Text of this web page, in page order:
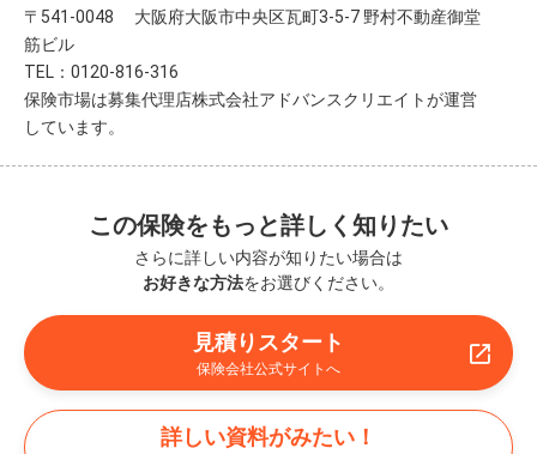
〒541-0048 大阪府大阪市中央区瓦町3-5-7 野村不動産御堂
筋ビル
TEL：0120-816-316
保険市場は募集代理店株式会社アドバンスクリエイトが運営
しています。
この保険をもっと詳しく知りたい
さらに詳しい内容が知りたい場合は
お好きな方法をお選びください。
見積りスタート
保険会社公式サイトへ
詳しい資料がみたい！